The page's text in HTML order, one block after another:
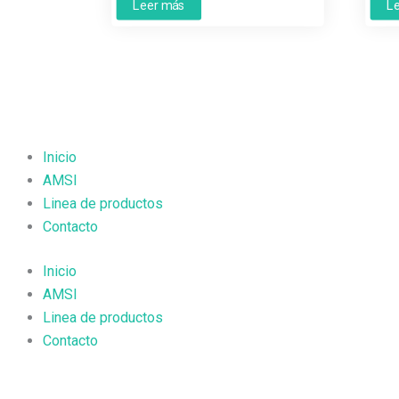
Leer más
Inicio
AMSI
Linea de productos
Contacto
Inicio
AMSI
Linea de productos
Contacto